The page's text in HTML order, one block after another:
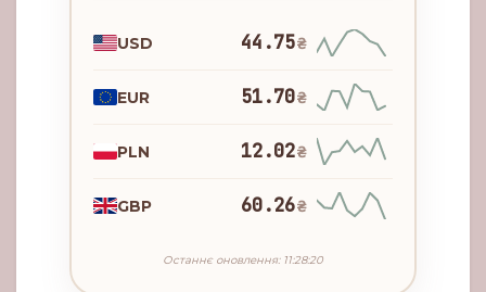
USD 44.75₴
EUR 51.70₴
PLN 12.02₴
GBP 60.26₴
Останнє оновлення: 11:28:20